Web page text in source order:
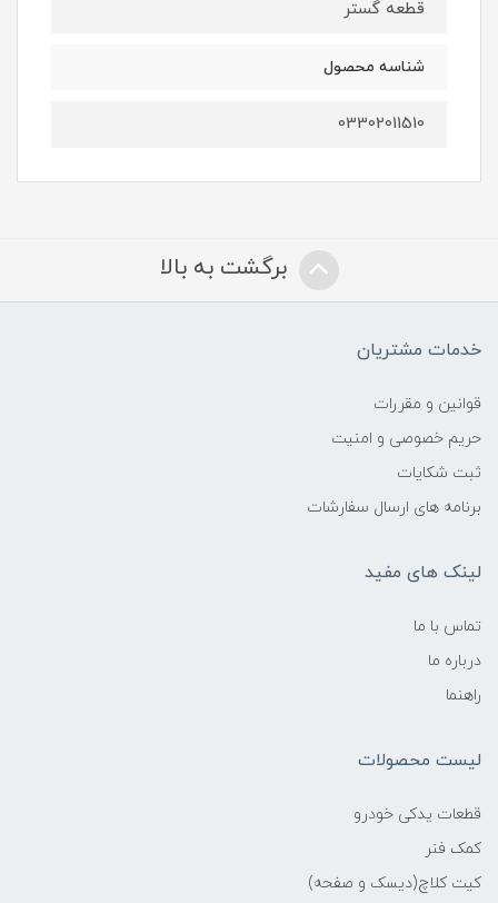
قطعه گستر
شناسه محصول
03302011510
برگشت به بالا
خدمات مشتریان
قوانین و مقررات
حریم خصوصی و امنیت
ثبت شکایات
برنامه های ارسال سفارشات
لینک های مفید
تماس با ما
درباره ما
راهنما
لیست محصولات
قطعات یدکی خودرو
کمک فنر
کیت کلاچ(دیسک و صفحه)